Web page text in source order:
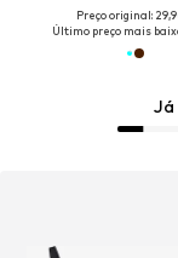
Já
Preço original:
Último preço mais